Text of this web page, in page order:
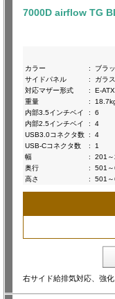
7000D airflow TG
カラー
:
ブラ
サイドパネル
:
ガラス
対応マザー形式
:
E-
重量
:
内部3.5インチベイ
:
6
内部2.5インチベイ
:
4
USB3.0コネクタ数 :
4
USB-Cコネクタ数
:
1
幅
:
201
奥行
:
501
高さ
: 501
右サイド給排気対応、強